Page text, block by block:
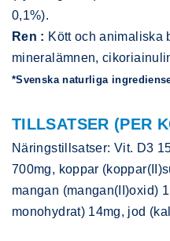
0,1%).
Ren : Kött och animaliska
mineralämnen,
*Svenska naturliga
TILLSATSER (PER
Näringstillsatser: Vit. D3
700mg, koppar
mangan (mangan(II)oxid)
monohydrat) 14mg, jod